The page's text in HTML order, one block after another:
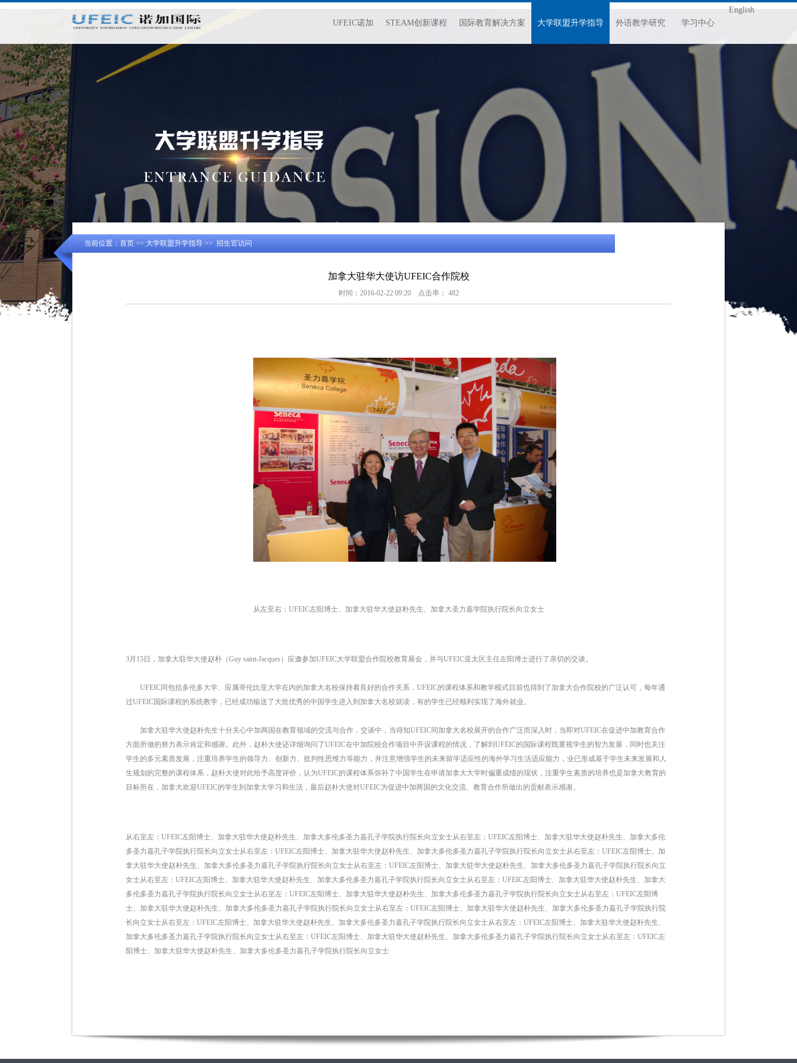
UFEIC诺加 STEAM创新课程 国际教育解决方案 大学联盟升学指导 外语教学研究 学习中心
English
当前位置： 首页 >> 大学联盟升学指导 >> 招生官访问
加拿大驻华大使访UFEIC合作院校
时间：2016-02-22 09:20 点击率： 482
从左至右：UFEIC左阳博士、加拿大驻华大使赵朴先生、加拿大圣力嘉学院执行院长向立女士
3月15日，加拿大驻华大使赵朴（Guy saint-Jacques）应邀参加UFEIC大学联盟合作院校教育展会，并与UFEIC亚太区主任左阳博士进行了亲切的交谈。
UFEIC同包括多伦多大学、应属哥伦比亚大学在内的加拿大名校保持着良好的合作关系，UFEIC的课程体系和教学模式目前也得到了加拿大合作院校的广泛认可，每年通
过UFEIC国际课程的系统教学，已经成功输送了大批优秀的中国学生进入到加拿大名校就读，有的学生已经顺利实现了海外就业。
加拿大驻华大使赵朴先生十分关心中加两国在教育领域的交流与合作，交谈中，当得知UFEIC同加拿大名校展开的合作广泛而深入时，当即对UFEIC在促进中加教育合作
方面所做的努力表示肯定和感谢。此外，赵朴大使还详细询问了UFEIC在中加院校合作项目中开设课程的情况，了解到UFEIC的国际课程既重视学生的智力发展，同时也关注
学生的多元素质发展，注重培养学生的领导力、创新力、批判性思维力等能力，并注意增强学生的未来留学适应性的海外学习生活适应能力，业已形成基于学生未来发展和人
生规划的完整的课程体系，赵朴大使对此给予高度评价，认为UFEIC的课程体系弥补了中国学生在申请加拿大大学时偏重成绩的现状，注重学生素质的培养也是加拿大教育的
目标所在，加拿大欢迎UFEIC的学生到加拿大学习和生活，最后赵朴大使对UFEIC为促进中加两国的文化交流、教育合作所做出的贡献表示感谢。
从右至左：UFEIC左阳博士、加拿大驻华大使赵朴先生、加拿大多伦多圣力嘉孔子学院执行院长向立女士从右至左：UFEIC左阳博士、加拿大驻华大使赵朴先生、加拿大多伦
多圣力嘉孔子学院执行院长向立女士从右至左：UFEIC左阳博士、加拿大驻华大使赵朴先生、加拿大多伦多圣力嘉孔子学院执行院长向立女士从右至左：UFEIC左阳博士、加
拿大驻华大使赵朴先生、加拿大多伦多圣力嘉孔子学院执行院长向立女士从右至左：UFEIC左阳博士、加拿大驻华大使赵朴先生、加拿大多伦多圣力嘉孔子学院执行院长向立
女士从右至左：UFEIC左阳博士、加拿大驻华大使赵朴先生、加拿大多伦多圣力嘉孔子学院执行院长向立女士从右至左：UFEIC左阳博士、加拿大驻华大使赵朴先生、加拿大
多伦多圣力嘉孔子学院执行院长向立女士从右至左：UFEIC左阳博士、加拿大驻华大使赵朴先生、加拿大多伦多圣力嘉孔子学院执行院长向立女士从右至左：UFEIC左阳博
士、加拿大驻华大使赵朴先生、加拿大多伦多圣力嘉孔子学院执行院长向立女士从右至左：UFEIC左阳博士、加拿大驻华大使赵朴先生、加拿大多伦多圣力嘉孔子学院执行院
长向立女士从右至左：UFEIC左阳博士、加拿大驻华大使赵朴先生、加拿大多伦多圣力嘉孔子学院执行院长向立女士从右至左：UFEIC左阳博士、加拿大驻华大使赵朴先生、
加拿大多伦多圣力嘉孔子学院执行院长向立女士从右至左：UFEIC左阳博士、加拿大驻华大使赵朴先生、加拿大多伦多圣力嘉孔子学院执行院长向立女士从右至左：UFEIC左
阳博士、加拿大驻华大使赵朴先生、加拿大多伦多圣力嘉孔子学院执行院长向立女士